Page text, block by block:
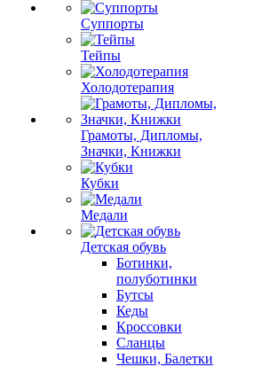
Суппорты
Тейпы
Холодотерапия
Грамоты, Дипломы,
Значки, Книжки
Кубки
Медали
Детская обувь
Ботинки,
полуботинки
Бутсы
Кеды
Кроссовки
Сланцы
Чешки, Балетки